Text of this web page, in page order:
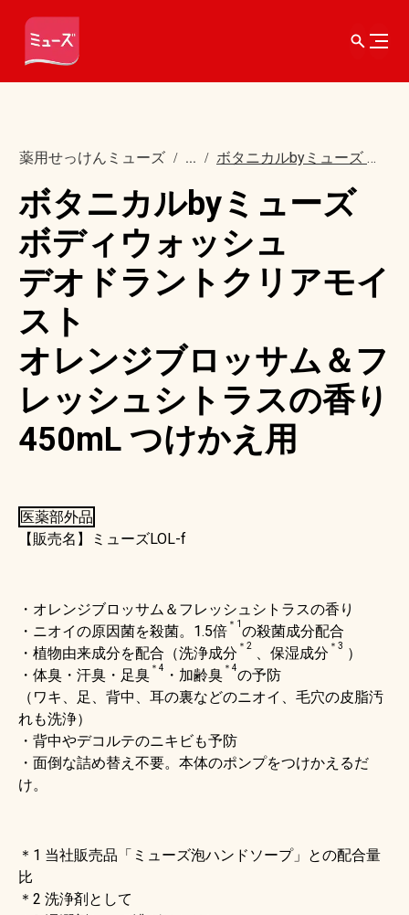
薬用せっけんミューズ ... ボタニカルbyミューズ ボディウォッシュ デオドラントクリアモイスト オレンジブロッサム ＆フレッシュシトラスの香り 450ml
ボタニカルbyミューズ
ボディウォッシュ
デオドラントクリアモイ
スト
オレンジブロッサム＆フ
レッシュシトラスの香り
450mL つけかえ用
医薬部外品
【販売名】ミューズLOL-f
・オレンジブロッサム＆フレッシュシトラスの香り
・ニオイの原因菌を殺菌。1.5倍 ＊1の殺菌成分配合
・植物由来成分を配合（洗浄成分 ＊2 、保湿成分 ＊3
）
・体臭・汗臭・足臭 ＊4 ・加齢臭 ＊4の予防
（ワキ、足、背中、耳の裏などのニオイ、毛穴の皮脂汚
れも洗浄）
・背中やデコルテのニキビも予防
・面倒な詰め替え不要。本体のポンプをつけかえるだ
け。
＊1 当社販売品「ミューズ泡ハンドソープ」との配合量
比
＊2 洗浄剤として